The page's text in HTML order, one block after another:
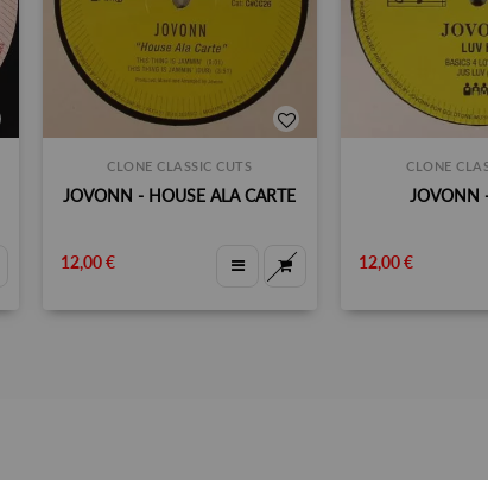
CLONE CLASSIC CUTS
JOVONN - HOUSE ALA CARTE
12,00 €
CLONE
JOVONN
12,00 €